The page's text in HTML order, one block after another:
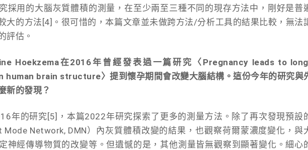
採用的大腦灰質體積的測量，在至少兩至三種不同的現存方法中，剛好是普
大的方法[4]。很可惜的，本篇文章並未做跨方法/分析工具的結果比較，無法
評估。
Hoekzema在2016年曾經發表過一篇研究〈Pregnancy leads to
human brain structure〉提到懷孕期間會改變大腦結構。這份今年的研究與
新的發現？
年的研究[5]，本篇2022年研究探索了更多的測量方法。除了再次發現預設
Mode Network, DMN） 內灰質體積改變的結果，也觀察荷爾蒙濃度變化，與
神經傳導物質的改變等。但遺憾的是，其他測量皆無觀察到顯著變化。細心